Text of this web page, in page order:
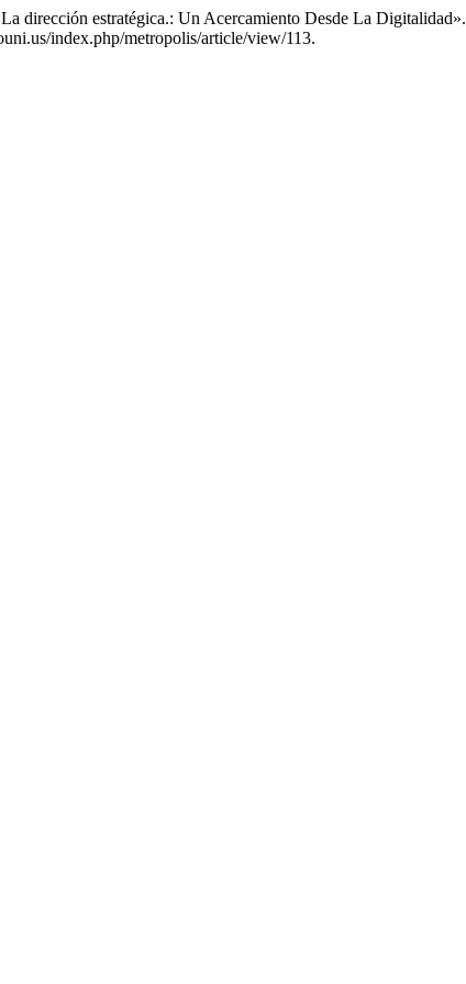
dirección estratégica.: Un Acercamiento Desde La Digitalidad».
index.php/metropolis/article/view/113.